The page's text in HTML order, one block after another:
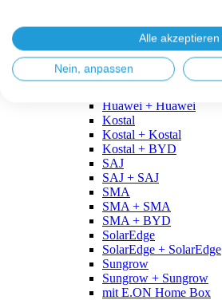
Fronius + BYD
GoodWe
GoodWe + GoodWe
GoodWe + BYD
Huawei + Huawei
Kostal
Kostal + Kostal
Kostal + BYD
SAJ
SAJ + SAJ
SMA
SMA + SMA
SMA + BYD
SolarEdge
SolarEdge + SolarEdge
Sungrow
Sungrow + Sungrow
mit E.ON Home Box
Alle akzeptieren
Nein, anpassen